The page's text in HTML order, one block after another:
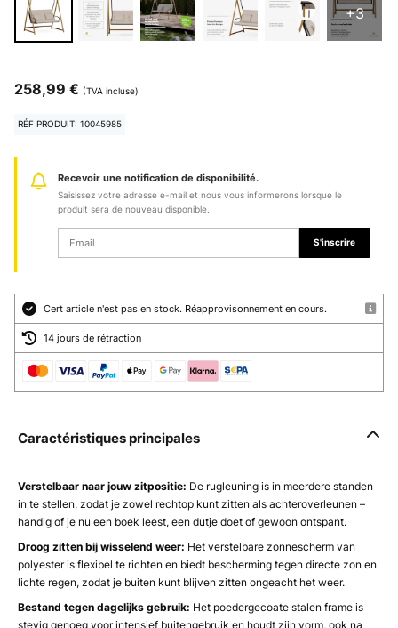
+3
258,99 € (TVA incluse)
RÉF PRODUIT: 10045985
Recevoir une notification de disponibilité.
Saisissez votre adresse e-mail et nous vous informerons lorsque le
produit sera de nouveau disponible.
S'inscrire
Cert article n'est pas en stock. Réapprovisonnement en cours.
14 jours de rétraction
Caractéristiques principales
Verstelbaar naar jouw zitpositie: De rugleuning is in meerdere standen
in te stellen, zodat je zowel rechtop kunt zitten als achteroverleunen –
handig of je nu een boek leest, een dutje doet of gewoon ontspant.
Droog zitten bij wisselend weer: Het verstelbare zonnescherm van
polyester is flexibel te richten en biedt bescherming tegen directe zon en
lichte regen, zodat je buiten kunt blijven zitten ongeacht het weer.
Bestand tegen dagelijks gebruik: Het poedergecoate stalen frame is
stevig genoeg voor intensief buitengebruik en houdt zijn vorm, ook na